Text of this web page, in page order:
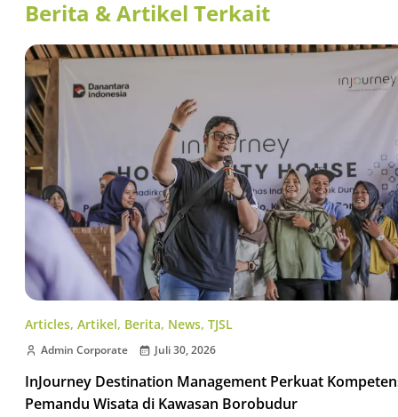
Berita & Artikel Terkait
Articles, Artikel, Berita, News, TJSL
Admin Corporate Juli 30, 2026
InJourney Destination Management Perkuat
Pemandu Wisata di Kawasan Borobudur